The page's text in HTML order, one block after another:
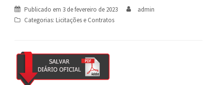
Publicado em 3 de fevereiro de 2023
admin
Categorias: Licitações e Contratos